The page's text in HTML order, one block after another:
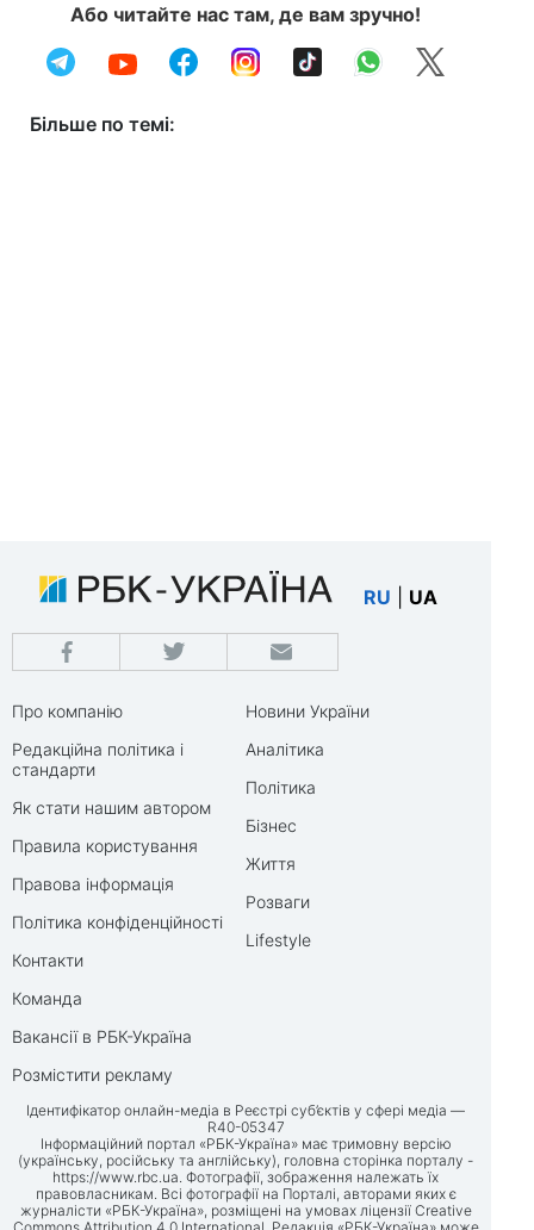
Або читайте нас там, де вам зручно!
Більше по темі:
RU UA
Про компанію
Редакційна політика і
стандарти
Як стати нашим автором
Правила користування
Правова інформація
Політика конфіденційності
Контакти
Команда
Вакансії в РБК-Україна
Розмістити рекламу
Новини України
Аналітика
Політика
Бізнес
Життя
Розваги
Lifestyle
Ідентифікатор онлайн-медіа в Реєстрі суб’єктів у сфері медіа —
R40-05347
Інформаційний портал «РБК-Україна» має тримовну версію
(українську, російську та англійську), головна сторінка порталу -
https://www.rbc.ua. Фотографії, зображення належать їх
правовласникам. Всі фотографії на Порталі, авторами яких є
журналісти «РБК-Україна», розміщені на умовах ліцензії Creative